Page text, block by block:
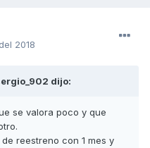
2018
dijo:
se valora poco y que
reestreno con 1 mes y